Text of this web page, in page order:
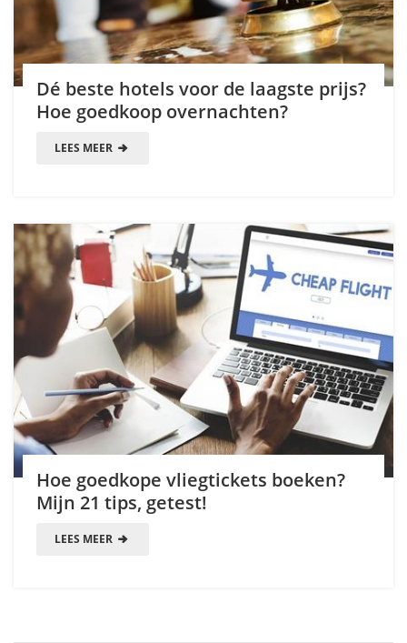
Dé beste hotels voor de laagste prijs?
Hoe goedkoop overnachten?
LEES MEER
Hoe goedkope vliegtickets boeken?
Mijn 21 tips, getest!
LEES MEER